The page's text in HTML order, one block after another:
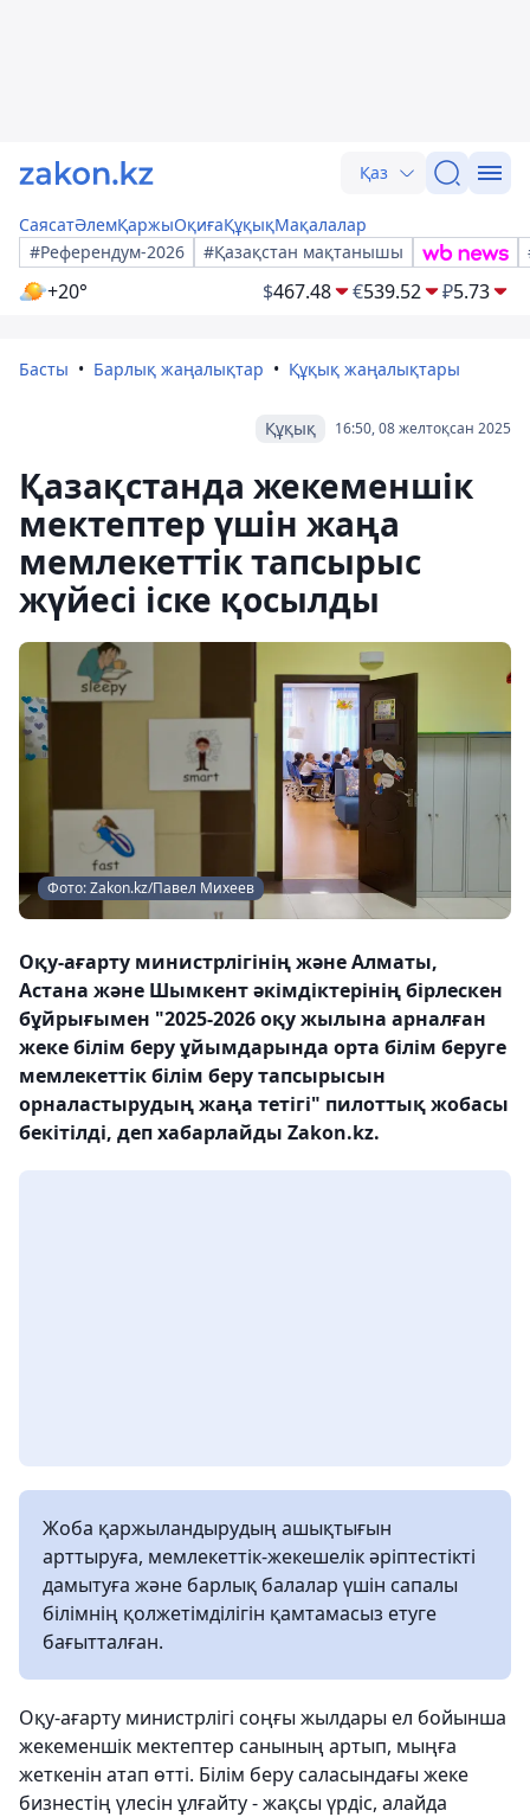
Қаз
СаясатӘлемҚаржыОқиғаҚұқықМақалалар
#Референдум-2026
#Қазақстан мақтанышы
+20° $467.48 €539.52 ₽5.73
Басты Барлық жаңалықтар Құқық жаңалықтары
16:50, 08 желтоқсан 2025
Құқық
Қазақстанда жекеменшік
мектептер үшін жаңа
мемлекеттік тапсырыс
жүйесі іске қосылды
Фото: Zakon.kz/Павел Михеев
Оқу-ағарту министрлігінің және Алматы,
Астана және Шымкент әкімдіктерінің бірлескен
бұйрығымен "2025-2026 оқу жылына арналған
жеке білім беру ұйымдарында орта білім беруге
мемлекеттік білім беру тапсырысын
орналастырудың жаңа тетігі" пилоттық жобасы
бекітілді, деп хабарлайды Zakon.kz.
Жоба қаржыландырудың ашықтығын
арттыруға, мемлекеттік-жекешелік әріптестікті
дамытуға және барлық балалар үшін сапалы
білімнің қолжетімділігін қамтамасыз етуге
бағытталған.
Оқу-ағарту министрлігі соңғы жылдары ел бойынша
жекеменшік мектептер санының артып, мыңға
жеткенін атап өтті. Білім беру саласындағы жеке
бизнестің үлесін ұлғайту - жақсы үрдіс, алайда